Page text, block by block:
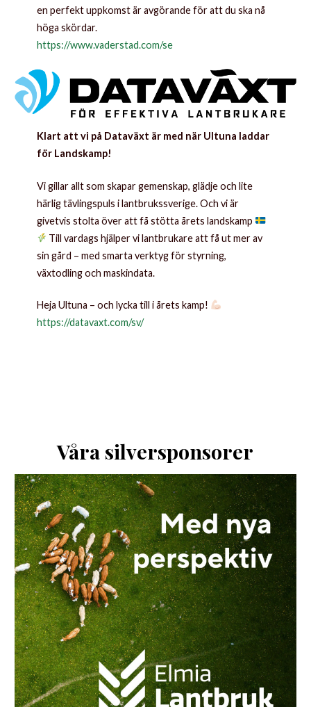
en perfekt uppkomst är avgörande för att du ska nå
höga skördar.
https://www.vaderstad.com/se
Klart att vi på Dataväxt är med när Ultuna laddar
för Landskamp!
Vi gillar allt som skapar gemenskap, glädje och lite
härlig tävlingspuls i lantbrukssverige. Och vi är
givetvis stolta över att få stötta årets landskamp
Till vardags hjälper vi lantbrukare att få ut mer av
sin gård – med smarta verktyg för styrning,
växtodling och maskindata.
Heja Ultuna – och lycka till i årets kamp!
https://datavaxt.com/sv/
Våra silversponsorer